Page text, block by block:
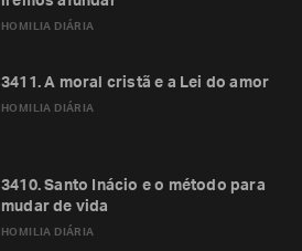
HOMILIA DIÁRIA
HOMILIA DIÁRIA
3411. A moral cristã e a Lei do amor
HOMILIA DIÁRIA
3410. Santo Inácio e o método para
mudar de vida